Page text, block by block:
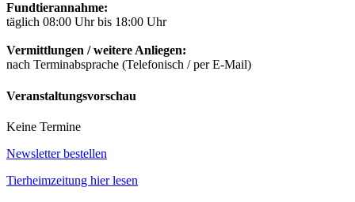
Fundtierannahme:
täglich 08:00 Uhr bis 18:00 Uhr
Vermittlungen / weitere Anliegen:
nach Terminabsprache (Telefonisch / per E-Mail)
Veranstaltungsvorschau
Keine Termine
Newsletter bestellen
Tierheimzeitung hier lesen